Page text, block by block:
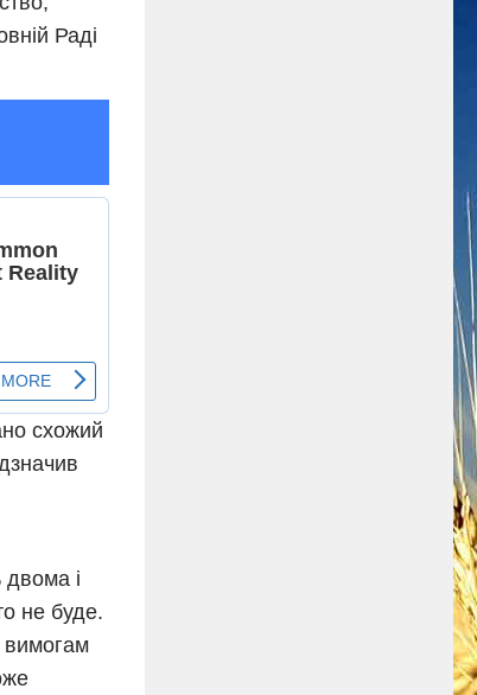
Раді
схожий
двома і
не буде.
вимогам